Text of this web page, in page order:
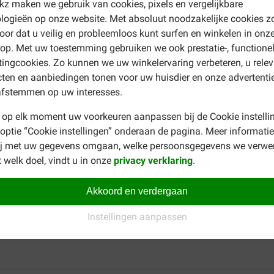
maken we gebruik van cookies, pixels en vergelijkbare
op onze website. Met absoluut noodzakelijke cookies
dat u veilig en probleemloos kunt surfen en winkelen in
Met uw toestemming gebruiken we ook prestatie-,
Zo kunnen we uw winkelervaring verbeteren, u
en aanbiedingen tonen voor uw huisdier en onze
op uw interesses.
op elk moment uw voorkeuren aanpassen bij de Cookie
“Cookie instellingen” onderaan de pagina. Meer
met uw gegevens omgaan, welke persoonsgegevens we
welk doel, vindt u in onze privacy verklaring.
Akkoord en verdergaan
Instellingen aanpassen
online bestellen. Bekijk ons assortiment en koop nu Virbac
mondspoelvloeistof
mondspoelvloeistof
dit middel voor, tijdens of na tandsteenverwijdering.
anders luidt. De houdbaarheid van Virbac Hexarinse
u zich houdt aan het aanbevolen gebruik.
Kijk eens naar Dentalife Sticks. Voor overige producten